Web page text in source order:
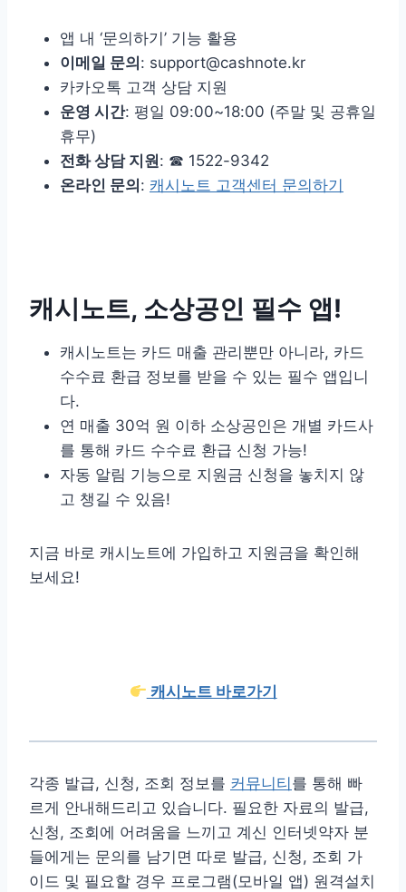
앱 내 ‘문의하기’ 기능 활용
이메일 문의 : support@cashnote.kr
카카오톡 고객 상담 지원
운영 시간: 평일 09:00~18:00 (주말 및 공휴일
휴무)
전화 상담 지원: ☎ 1522-9342
온라인 문의 : 캐시노트 고객센터 문의하기
캐시노트, 소상공인 필수 앱!
캐시노트는 카드 매출 관리뿐만 아니라, 카드
수수료 환급 정보를 받을 수 있는 필수 앱입니
다.
연 매출 30억 원 이하 소상공인은 개별 카드사
를 통해 카드 수수료 환급 신청 가능!
자동 알림 기능으로 지원금 신청을 놓치지 않
고 챙길 수 있음!
지금 바로 캐시노트에 가입하고 지원금을 확인해
보세요!
캐시노트 바로가기
각종 발급, 신청, 조회 정보를 커뮤니티 를 통해 빠
르게 안내해드리고 있습니다. 필요한 자료의 발급,
신청, 조회에 어려움을 느끼고 계신 인터넷약자 분
들에게는 문의를 남기면 따로 발급, 신청, 조회 가
이드 및 필요할 경우 프로그램(모바일 앱) 원격설치